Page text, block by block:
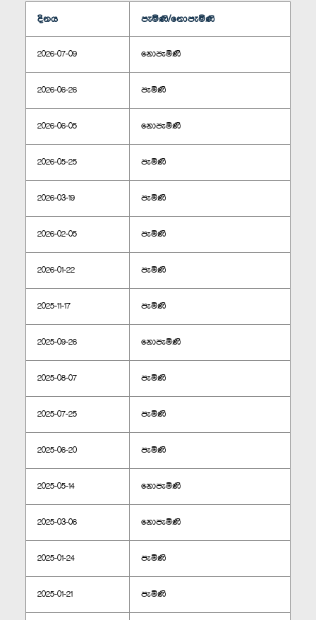
දිනය පැමිණි/නොපැමිණි
2026-07-09 නොපැමිණි
2026-06-26 පැමිණි
2026-06-05 නොපැමිණි
2026-05-25 පැමිණි
2026-03-19 පැමිණි
2026-02-05 පැමිණි
2026-01-22 පැමිණි
2025-11-17 පැමිණි
2025-09-26 නොපැමිණි
2025-08-07 පැමිණි
2025-07-25 පැමිණි
2025-06-20 පැමිණි
2025-05-14 නොපැමිණි
2025-03-06 නොපැමිණි
2025-01-24 පැමිණි
2025-01-21 පැමිණි